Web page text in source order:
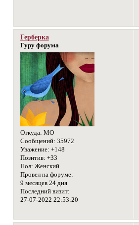
Герберка
Гуру форума
Откуда: МО
Сообщений: 35972
Уважение: +148
Позитив: +33
Пол: Женский
Провел на форуме:
9 месяцев 24 дня
Последний визит:
27-07-2022 22:53:20